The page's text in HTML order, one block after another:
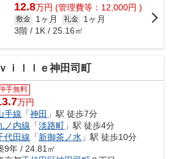
12.8万円 (管理費等：12,000円 )
敷金 1ヶ月 礼金
1ヶ月
3階 / 1K / 25.16㎡
ｉｌｌｅ神田司町
手無料
万円
手線 「神田 」駅 徒歩7分
ノ内線 「淡路町 」駅 徒歩4分
代田線 「新御茶ノ水 」駅 徒歩10分
9年 / 24.81㎡